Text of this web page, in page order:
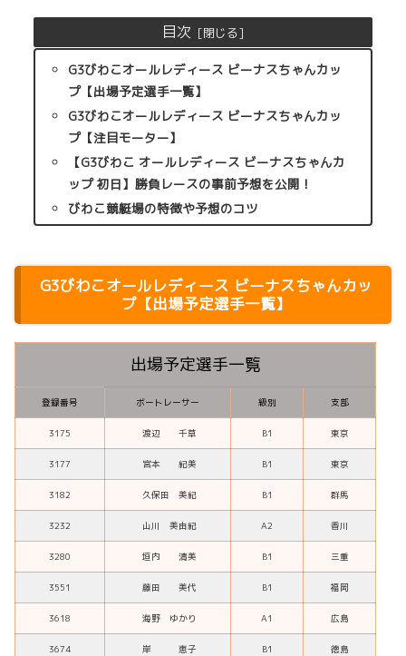
目次
G3びわこオールレディース ビーナスちゃんカッ
プ【出場予定選手一覧】
G3びわこオールレディース ビーナスちゃんカッ
プ【注目モーター】
【G3びわこ オールレディース ビーナスちゃんカ
ップ 初日】勝負レースの事前予想を公開！
びわこ競艇場の特徴や予想のコツ
G3びわこオールレディース ビーナスちゃんカッ
プ【出場予定選手一覧】
出場予定選手一覧
登録番号 ボートレーサー 級別 支部
3175 渡辺 千草 B1 東京
3177 宮本 紀美 B1 東京
3182 久保田 美紀 B1 群馬
3232 山川 美由紀 A2 香川
3280 垣内 清美 B1 三重
3551 藤田 美代 B1 福岡
3618 海野 ゆかり A1 広島
3674 岸 恵子 B1 徳島